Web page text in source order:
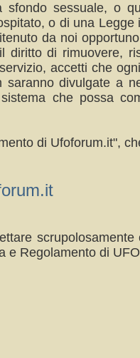
sfondo sessuale, o
o di una Legge
da noi
diritto di rimuovere,
accetti che
divulgate a
che possa
di Ufoforum.it",
e Regolamento di